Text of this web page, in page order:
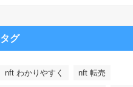
タグ
nft わかりやすく nft 転売